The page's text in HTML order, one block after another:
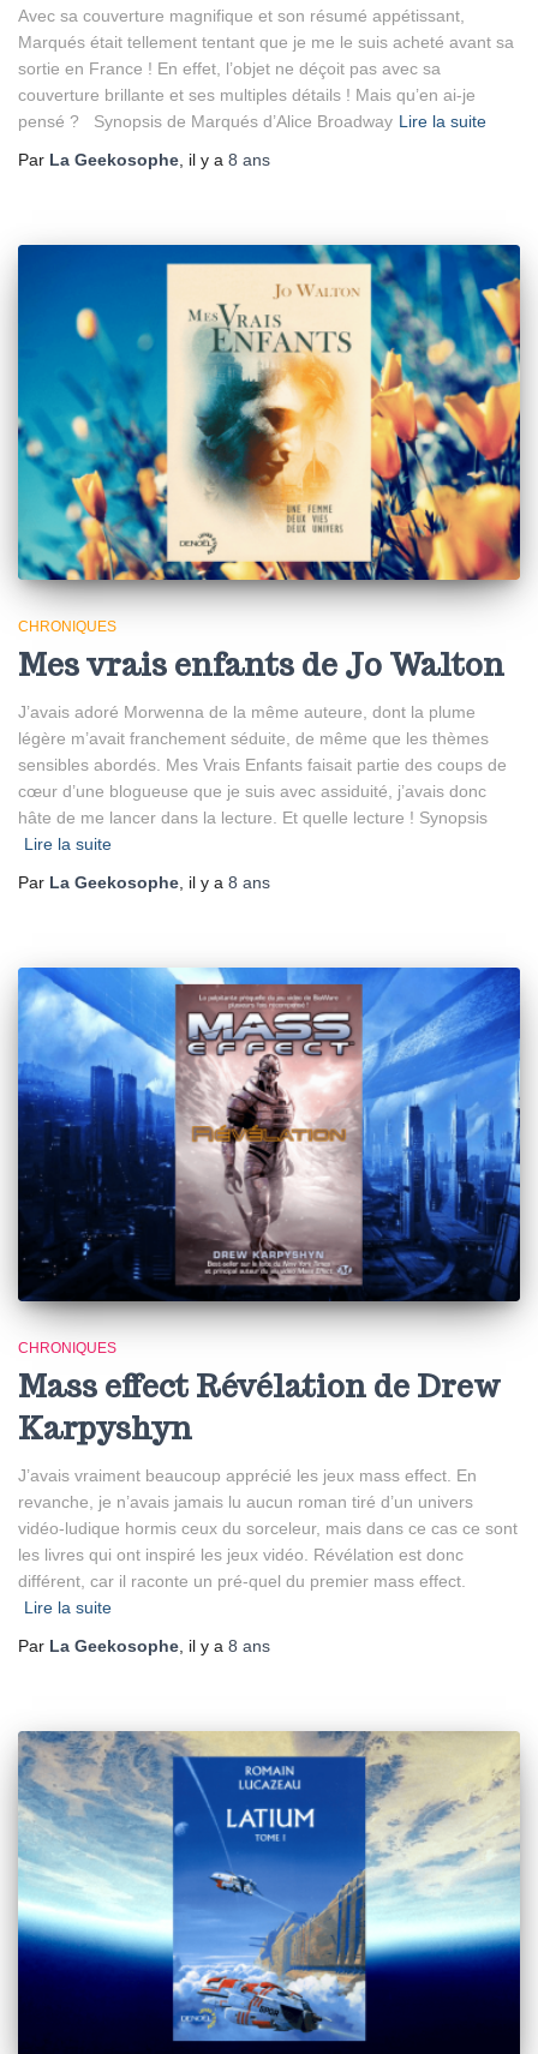
Avec sa couverture magnifique et son résumé appétissant,
Marqués était tellement tentant que je me le suis acheté avant sa
sortie en France ! En effet, l’objet ne déçoit pas avec sa
couverture brillante et ses multiples détails ! Mais qu’en ai-je
pensé ? Synopsis de Marqués d’Alice Broadway Lire la suite
Par La Geekosophe , il y a 8 ans
CHRONIQUES
Mes vrais enfants de Jo Walton
J’avais adoré Morwenna de la même auteure, dont la plume
légère m’avait franchement séduite, de même que les thèmes
sensibles abordés. Mes Vrais Enfants faisait partie des coups de
cœur d’une blogueuse que je suis avec assiduité, j’avais donc
hâte de me lancer dans la lecture. Et quelle lecture ! Synopsis
Lire la suite
Par La Geekosophe , il y a 8 ans
CHRONIQUES
Mass effect Révélation de Drew
Karpyshyn
J’avais vraiment beaucoup apprécié les jeux mass effect. En
revanche, je n’avais jamais lu aucun roman tiré d’un univers
vidéo-ludique hormis ceux du sorceleur, mais dans ce cas ce sont
les livres qui ont inspiré les jeux vidéo. Révélation est donc
différent, car il raconte un pré-quel du premier mass effect.
Lire la suite
Par La Geekosophe, il y a 8 ans